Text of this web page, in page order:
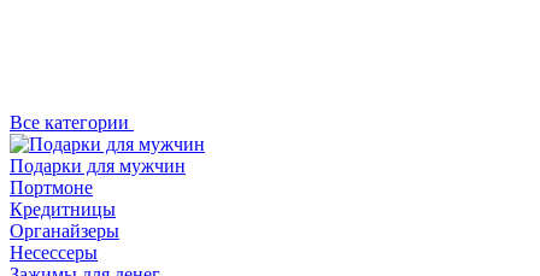
Все категории
Подарки для мужчин
Портмоне
Кредитницы
Органайзеры
Несессеры